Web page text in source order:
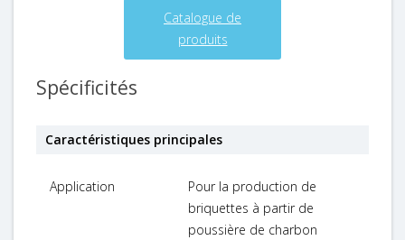
Catalogue de
produits
Spécificités
Caractéristiques principales
Application
Pour la production de
briquettes à partir de
poussière de charbon